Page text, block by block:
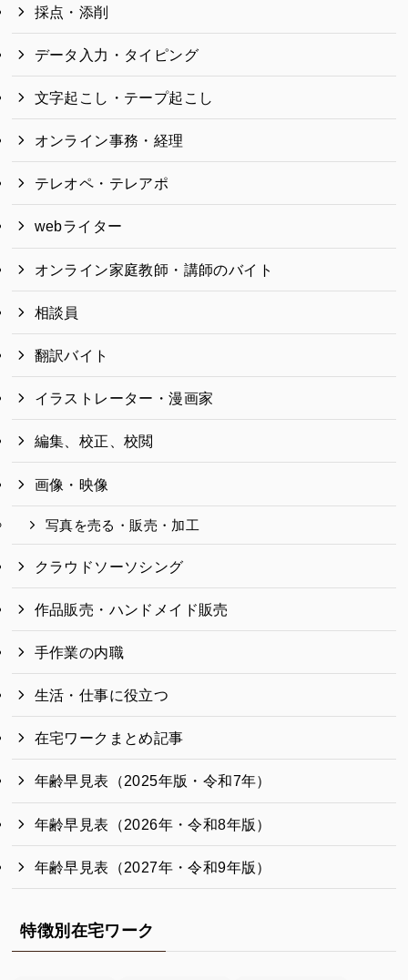
採点・添削
データ入力・タイピング
文字起こし・テープ起こし
オンライン事務・経理
テレオペ・テレアポ
webライター
オンライン家庭教師・講師のバイト
相談員
翻訳バイト
イラストレーター・漫画家
編集、校正、校閲
画像・映像
写真を売る・販売・加工
クラウドソーソシング
作品販売・ハンドメイド販売
手作業の内職
生活・仕事に役立つ
在宅ワークまとめ記事
年齢早見表（2025年版・令和7年）
年齢早見表（2026年・令和8年版）
年齢早見表（2027年・令和9年版）
特徴別在宅ワーク